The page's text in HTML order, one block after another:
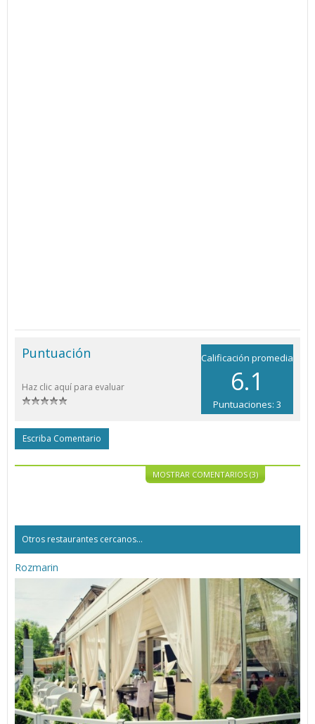
Calificación promedia
6.1
Puntuaciones: 3
Puntuación
Haz clic aquí para evaluar
Escriba Comentario
MOSTRAR COMENTARIOS (3)
Otros restaurantes cercanos...
Rozmarin